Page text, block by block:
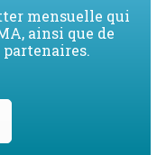
mensuelle qui
ainsi que de
partenaires.